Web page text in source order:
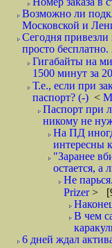
Возможно ли
Московской и
Сегодня
просто
Гигабайты на
1500 минут за
Т.е., если при
паспорт? (-) <
Паспорт при
никому не
На ПД
интересны
"Заранее
остается, а
Не
Prizer>
В чем
6 дней ждал